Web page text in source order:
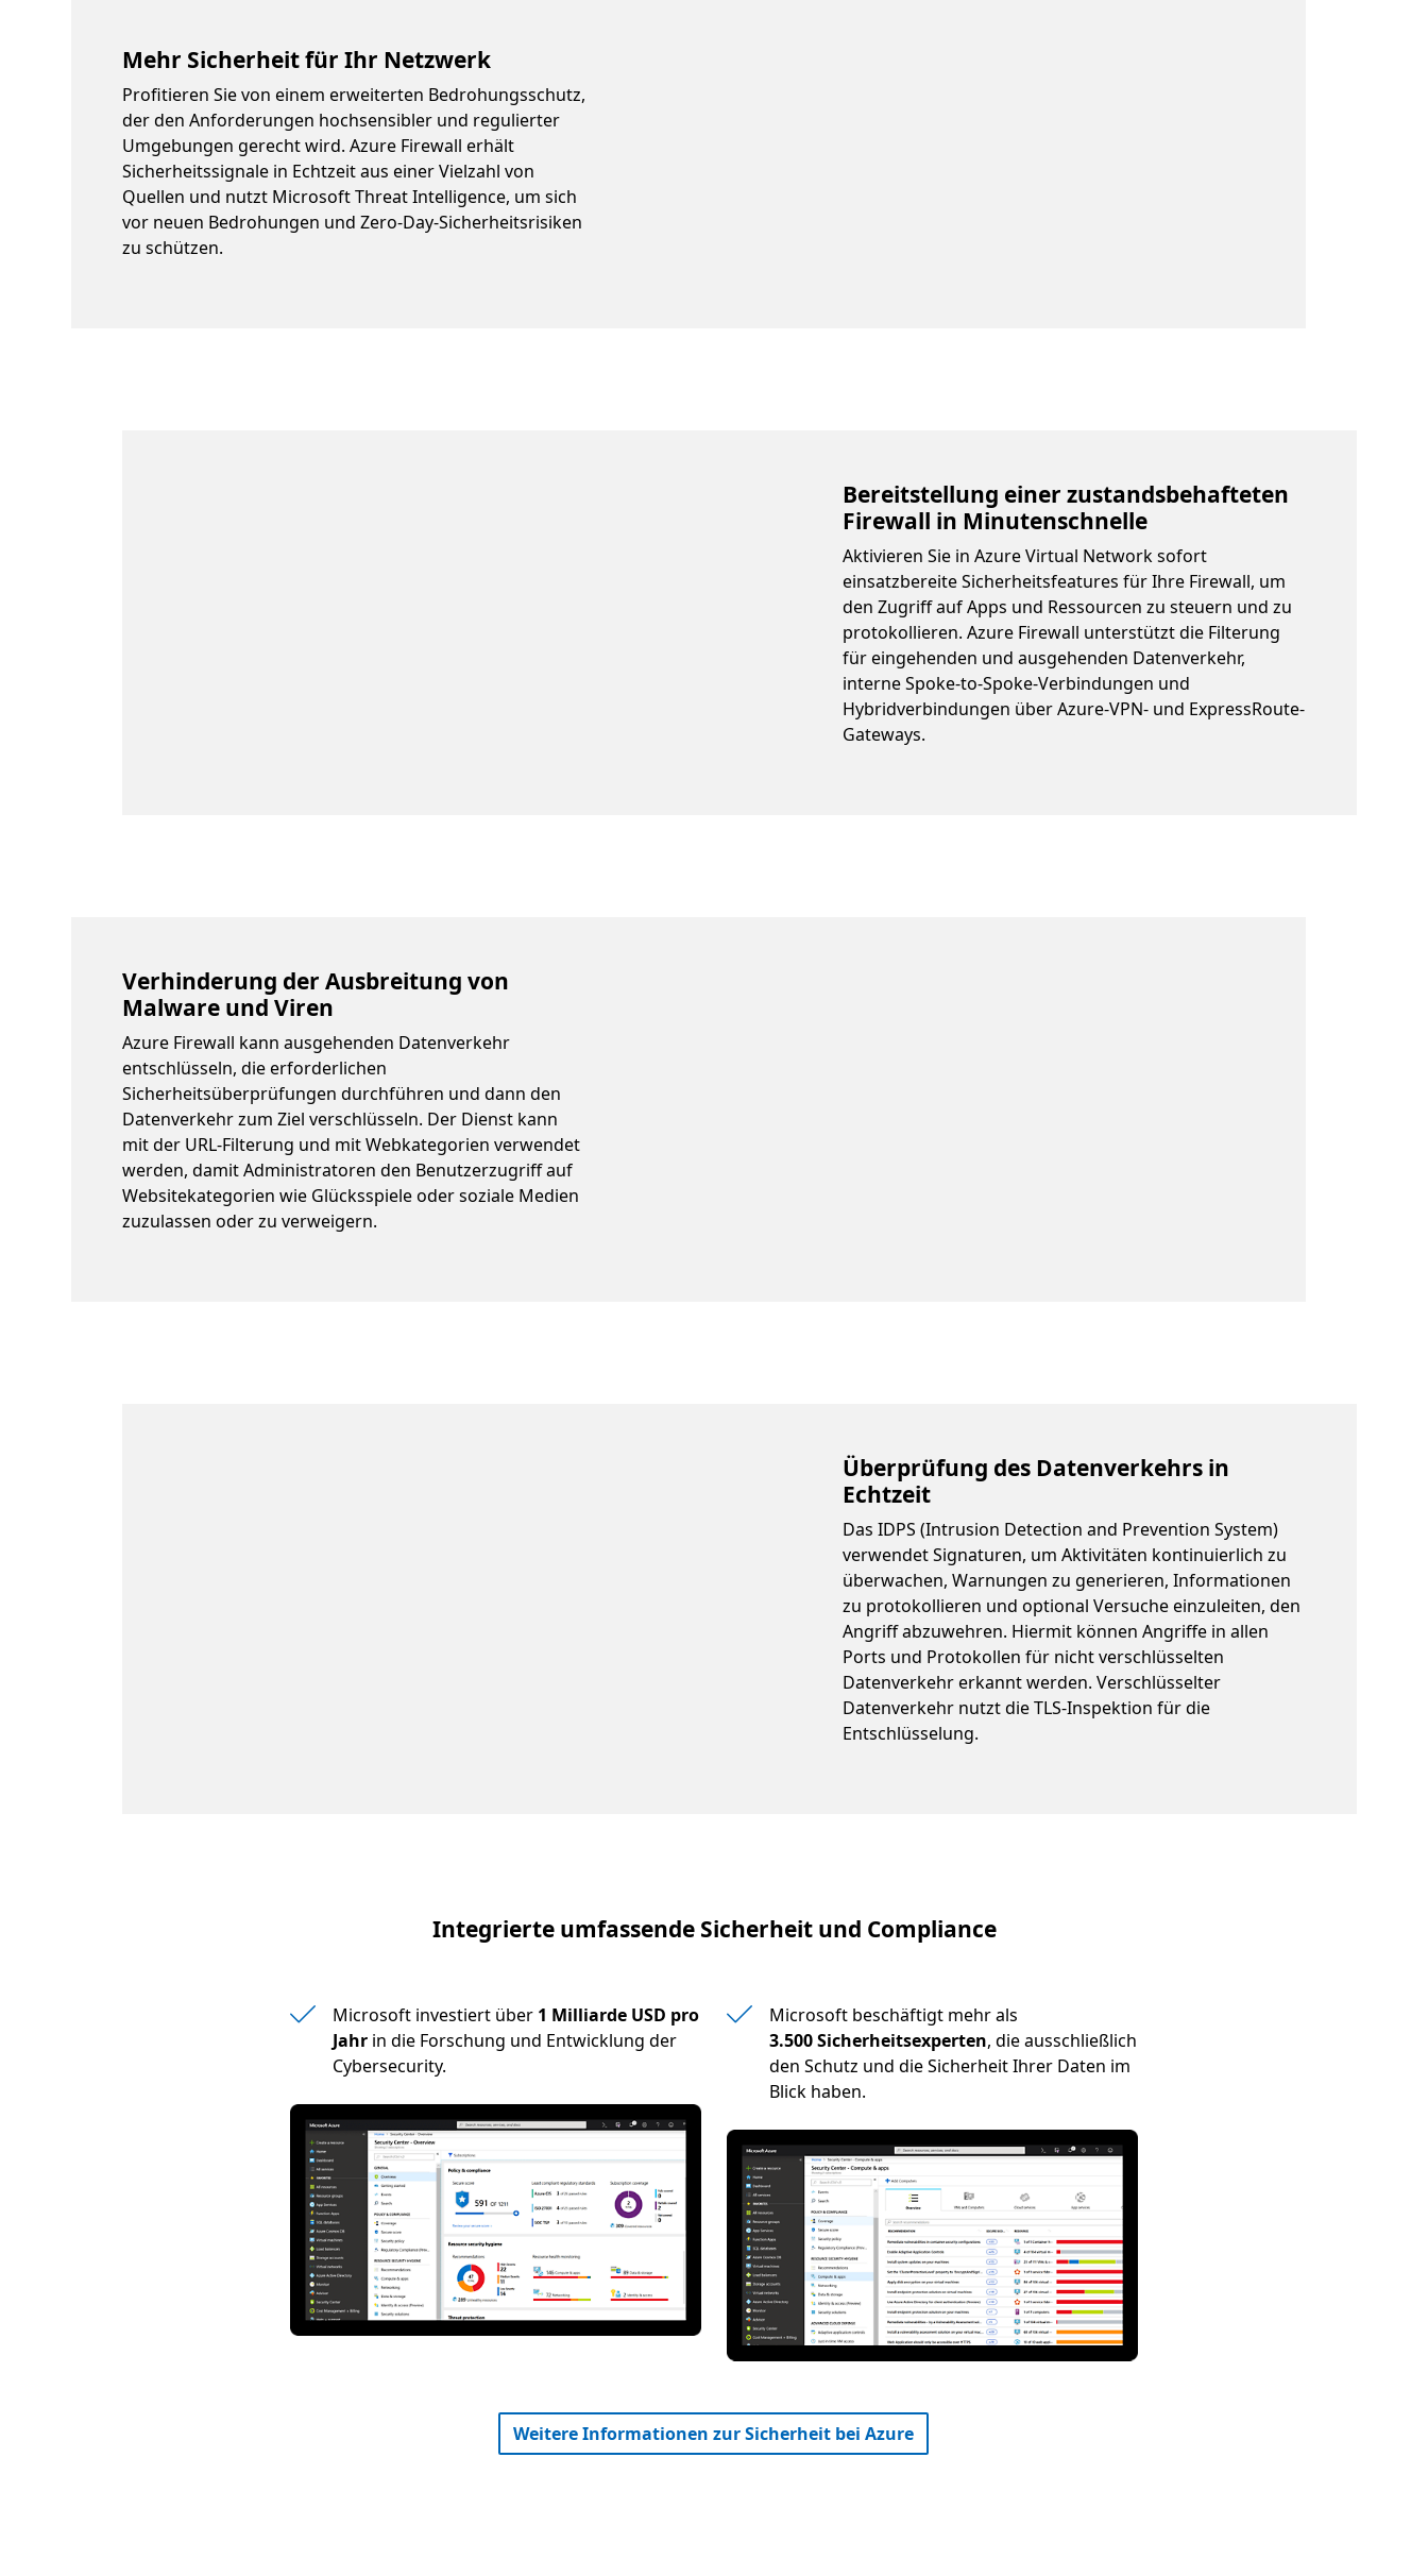
Mehr Sicherheit für Ihr Netzwerk
Profitieren Sie von einem erweiterten Bedrohungsschutz,
der den Anforderungen hochsensibler und regulierter
Umgebungen gerecht wird. Azure Firewall erhält
Sicherheitssignale in Echtzeit aus einer Vielzahl von
Quellen und nutzt Microsoft Threat Intelligence, um sich
vor neuen Bedrohungen und Zero-Day-Sicherheitsrisiken
zu schützen.
Bereitstellung einer zustandsbehafteten
Firewall in Minutenschnelle
Aktivieren Sie in Azure Virtual Network sofort
einsatzbereite Sicherheitsfeatures für Ihre Firewall, um
den Zugriff auf Apps und Ressourcen zu steuern und zu
protokollieren. Azure Firewall unterstützt die Filterung
für eingehenden und ausgehenden Datenverkehr,
interne Spoke-to-Spoke-Verbindungen und
Hybridverbindungen über Azure-VPN- und ExpressRoute-
Gateways.
Verhinderung der Ausbreitung von
Malware und Viren
Azure Firewall kann ausgehenden Datenverkehr
entschlüsseln, die erforderlichen
Sicherheitsüberprüfungen durchführen und dann den
Datenverkehr zum Ziel verschlüsseln. Der Dienst kann
mit der URL-Filterung und mit Webkategorien verwendet
werden, damit Administratoren den Benutzerzugriff auf
Websitekategorien wie Glücksspiele oder soziale Medien
zuzulassen oder zu verweigern.
Überprüfung des Datenverkehrs in
Echtzeit
Das IDPS (Intrusion Detection and Prevention System)
verwendet Signaturen, um Aktivitäten kontinuierlich zu
überwachen, Warnungen zu generieren, Informationen
zu protokollieren und optional Versuche einzuleiten, den
Angriff abzuwehren. Hiermit können Angriffe in allen
Ports und Protokollen für nicht verschlüsselten
Datenverkehr erkannt werden. Verschlüsselter
Datenverkehr nutzt die TLS-Inspektion für die
Entschlüsselung.
Integrierte umfassende Sicherheit und Compliance
Microsoft investiert über 1 Milliarde USD pro
Jahrin die Forschung und Entwicklung der
Cybersecurity.
Microsoft beschäftigt mehr als
3.500 Sicherheitsexperten, die ausschließlich
den Schutz und die Sicherheit Ihrer Daten im
Blick haben.
Weitere Informationen zur Sicherheit bei Azure